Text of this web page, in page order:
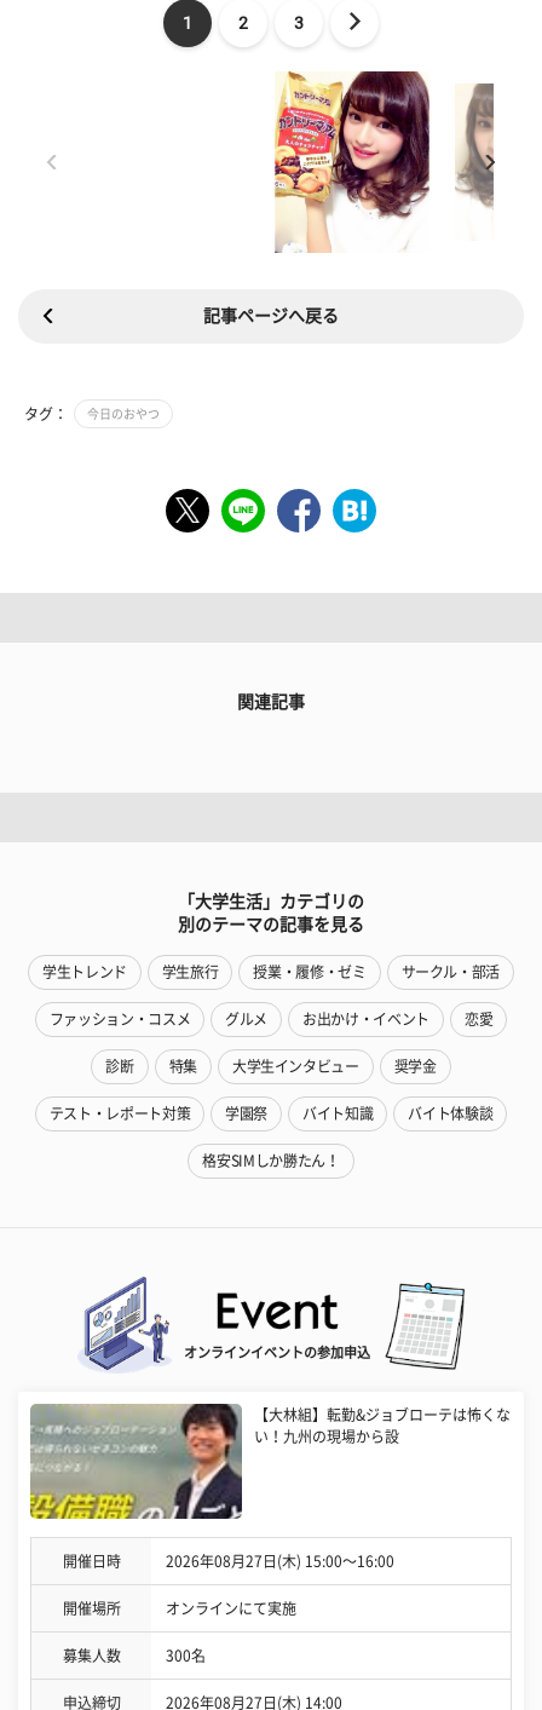
1 2 3
記事ページへ戻る
タグ： 今日のおやつ
関連記事
「大学生活」カテゴリの
別のテーマの記事を見る
学生トレンド 学生旅行 授業・履修・ゼミ サークル・部活
ファッション・コスメ グルメ お出かけ・イベント 恋愛
診断 特集 大学生インタビュー 奨学金
テスト・レポート対策 学園祭 バイト知識 バイト体験談
格安SIMしか勝たん！
オンラインイベントの参加申込
【大林組】転勤&ジョブローテは怖くな
い！九州の現場から設
開催日時 2026年08月27日(木) 15:00〜16:00
開催場所 オンラインにて実施
募集人数 300名
申込締切 2026年08月27日(木) 14:00